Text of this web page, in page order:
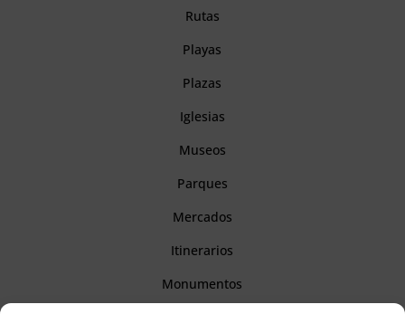
Rutas
Playas
Plazas
Iglesias
Museos
Parques
Mercados
Itinerarios
Monumentos